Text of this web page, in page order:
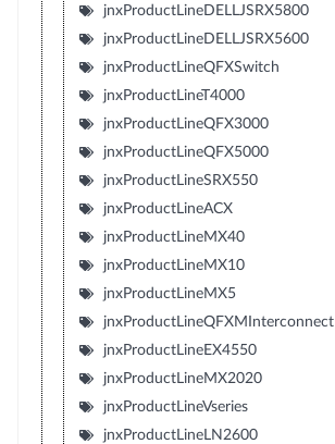
jnxProductLineDELLJSRX5800
jnxProductLineDELLJSRX5600
jnxProductLineQFXSwitch
jnxProductLineT4000
jnxProductLineQFX3000
jnxProductLineQFX5000
jnxProductLineSRX550
jnxProductLineACX
jnxProductLineMX40
jnxProductLineMX10
jnxProductLineMX5
jnxProductLineQFXMInterconnect
jnxProductLineEX4550
jnxProductLineMX2020
jnxProductLineVseries
jnxProductLineLN2600